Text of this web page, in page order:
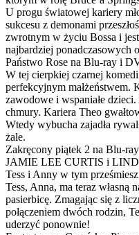
U progu światowej kariery
sukcesu z demonami
zwrotnym w życiu Bossa i
najbardziej ponadczasowych
Państwo Rose na Blu-ray i
W tej cierpkiej czarnej
perfekcyjnym małżeństwem.
zawodowe i wspaniałe
chmury. Kariera Theo
Wtedy wybucha zajadła
żale.
Zakręcony piątek 2 na Blu-
JAMIE LEE CURTIS i
Tess i Anny w tym
Tess, Anna, ma teraz własną
pasierbicę. Zmagając się z
połączeniem dwóch rodzin,
uderzyć ponownie!